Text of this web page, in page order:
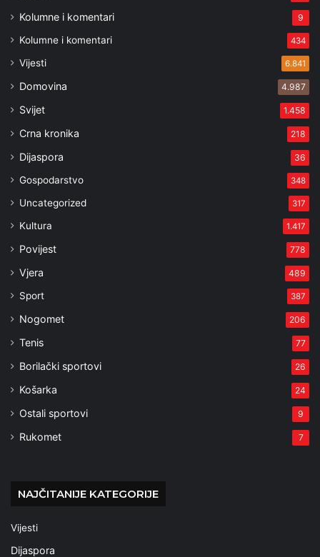
Kolumne i komentari 9
Kolumne i komentari 434
Vijesti 6.841
Domovina 4.987
Svijet 1.458
Crna kronika 218
Dijaspora 36
Gospodarstvo 348
Uncategorized 317
Kultura 1.417
Povijest 778
Vjera 489
Sport 387
Nogomet 206
Tenis 77
Borilački sportovi 26
Košarka 24
Ostali sportovi 9
Rukomet 7
NAJČITANIJE KATEGORIJE
Vijesti
Dijaspora